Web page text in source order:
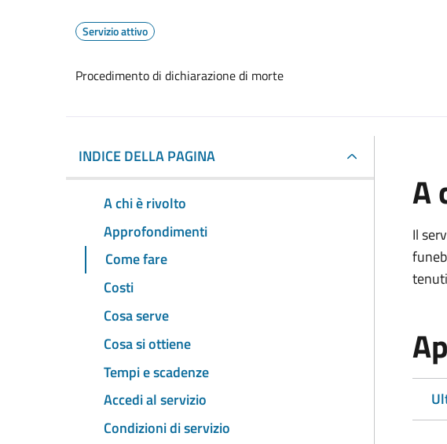
Servizio attivo
Procedimento di dichiarazione di morte
INDICE DELLA PAGINA
A chi è rivolto
Approfondimenti
Come fare
Costi
Cosa serve
Cosa si ottiene
Tempi e scadenze
Accedi al servizio
Condizioni di servizio
A
Il